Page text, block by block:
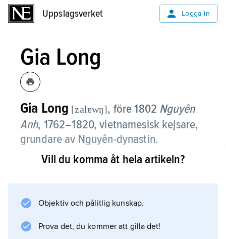
Uppslagsverket Logga in
Gia Long
Gia Long [zalɐwŋ], före 1802 Nguyên
Anh, 1762–1820, vietnamesisk kejsare,
grundare av Nguyên-dynastin.
Efter en mer än tjugo år lång maktkamp och
inledde Ngyuên-dynastins maktinnehav, som
1945, då republiken Vietnam upprättades.
Vill du komma åt hela artikeln?
Objektiv och pålitlig kunskap.
Prova det, du kommer att gilla det!